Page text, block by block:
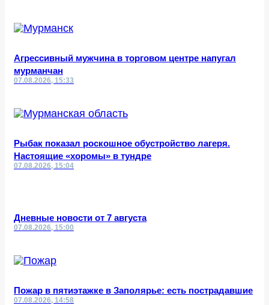
Агрессивный мужчина в торговом центре напугал
мурманчан
07.08.2026, 15:33
Рыбак показал роскошное обустройство лагеря.
Настоящие «хоромы» в тундре
07.08.2026, 15:04
Дневные новости от 7 августа
07.08.2026, 15:00
Пожар в пятиэтажке в Заполярье: есть пострадавшие
07.08.2026, 14:58